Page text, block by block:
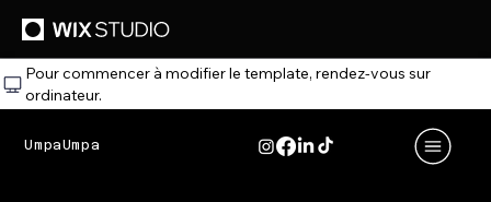
Pour commencer à modifier le template, rendez‑vous sur
ordinateur.